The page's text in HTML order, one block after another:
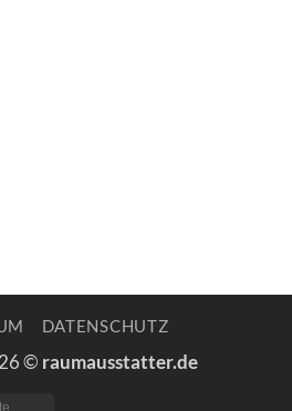
DATENSCHUTZ
© raumausstatter.de